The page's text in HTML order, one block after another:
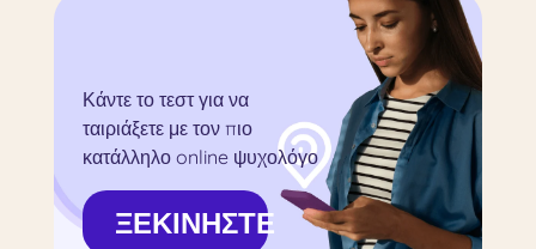
Κάντε το τεστ για να
ταιριάξετε με τον πιο
κατάλληλο online ψυχολόγο
ΞΕΚΙΝΗΣΤΕ